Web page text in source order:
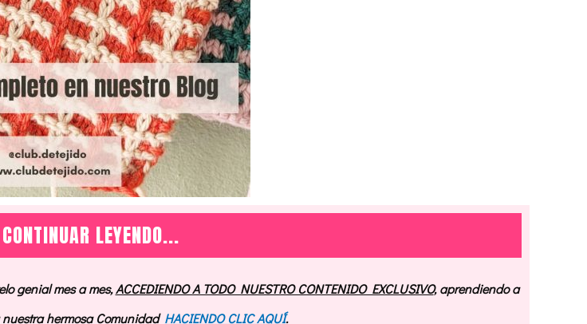
LEYENDO...
genial mes a mes,ACCEDIENDO A TODO NUESTRO CONTENIDO EXCLUSIVO, aprendiendo a
nuestra hermosa Comunidad HACIENDO CLIC AQUÍ.